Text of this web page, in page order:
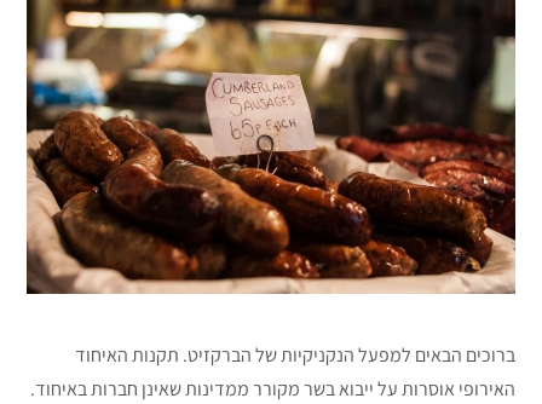
ברוכים הבאים למפעל הנקניקיות של הברקזיט. תקנות האיחוד
האירופי אוסרות על ייבוא בשר מקורר ממדינות שאינן חברות באיחוד.